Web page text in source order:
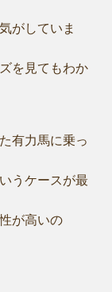
がしていま
を見てもわか
有力馬に乗っ
うケースが最
が高いの